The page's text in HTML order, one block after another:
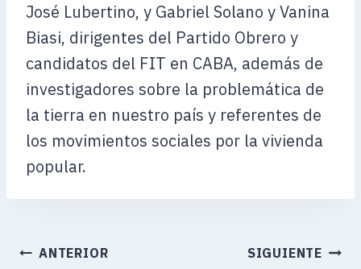
José Lubertino, y Gabriel Solano y Vanina
Biasi, dirigentes del Partido Obrero y
candidatos del FIT en CABA, además de
investigadores sobre la problemática de
la tierra en nuestro país y referentes de
los movimientos sociales por la vivienda
popular.
ANTERIOR SIGUIENTE